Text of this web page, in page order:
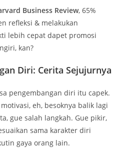
Business Review, 65%
refleksi & melakukan
lebih cepat dapet promosi
kan?
Diri: Cerita Sejujurnya
pengembangan diri itu capek.
eh, besoknya balik lagi
gue salah langkah. Gue pikir,
sama karakter diri
gaya orang lain.